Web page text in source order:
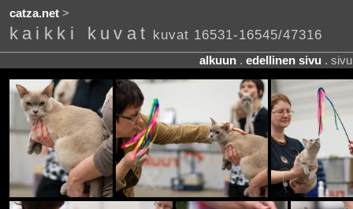
catza.net>
kaikki kuvat kuvat 16531-16545/47316
alkuun . edellinen sivu .